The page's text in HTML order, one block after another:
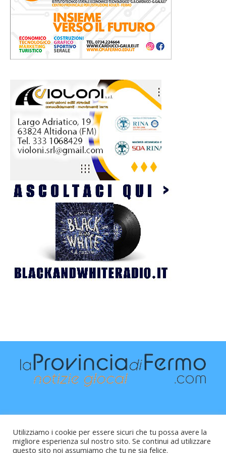
Utilizziamo i cookie per essere sicuri che tu possa avere la
migliore esperienza sul nostro sito. Se continui ad utilizzare
questo sito noi assumiamo che tu ne sia felice.